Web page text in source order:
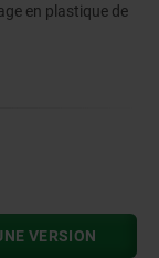
en plastique de
VERSION